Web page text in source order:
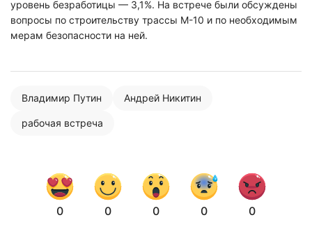
уровень безработицы — 3,1%. На встрече были обсуждены
вопросы по строительству трассы М-10 и по необходимым
мерам безопасности на ней.
Владимир Путин Андрей Никитин
рабочая встреча
0 0 0 0 0